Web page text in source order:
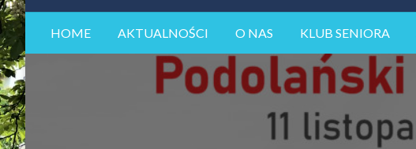
HOME AKTUALNOŚCI O NAS KLUB SENIORA